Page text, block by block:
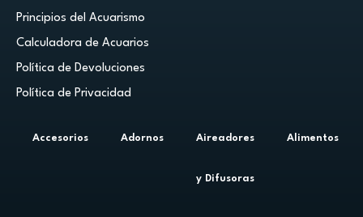
Principios del Acuarismo
Calculadora de Acuarios
Política de Devoluciones
Política de Privacidad
Accesorios Adornos Aireadores
y Difusoras
Alimentos